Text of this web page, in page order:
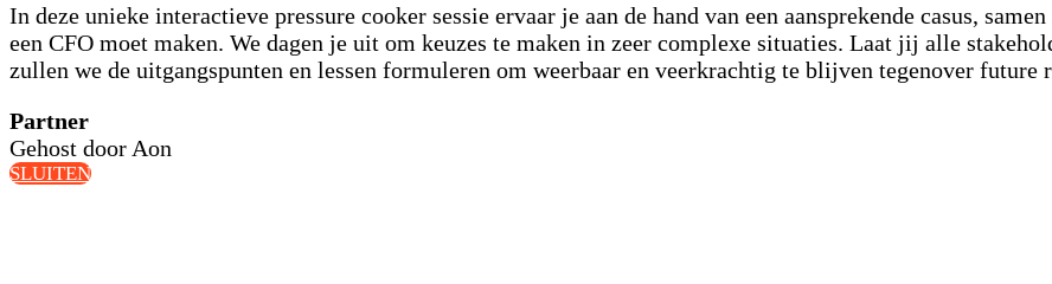
In deze unieke interactieve pressure cooker sessie ervaar je aan de hand van een aansprekende casus,
een CFO moet maken. We dagen je uit om keuzes te maken in zeer complexe situaties. Laat jij alle
zullen we de uitgangspunten en lessen formuleren om weerbaar en veerkrachtig te blijven tegenover future
Partner
Gehost door Aon
SLUITEN